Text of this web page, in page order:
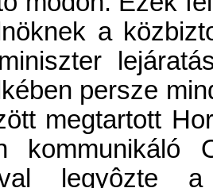
a
persze
megtartott
kommunikáló
legyôzte